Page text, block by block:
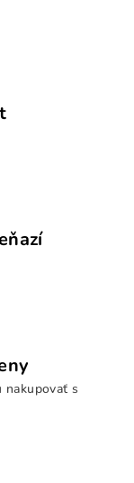
nakupovať s